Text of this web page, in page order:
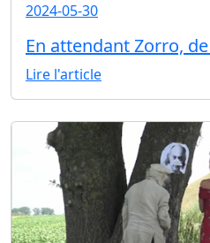
2024-05-30
En attendant Zorro,
Lire l'article